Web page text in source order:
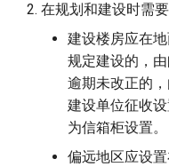
在规划和建设时需
建设楼房应在
规定建设的，
逾期未改正的
建设单位征收
为信箱柜设置。
偏远地区应设